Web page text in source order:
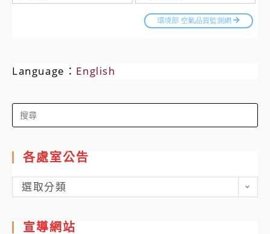
Language： English
Search
for:
各處室公告
各
處
選取分類
宣導網站